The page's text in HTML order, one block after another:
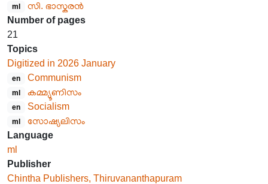
ml
സി. ഭാസ്കരൻ
Number of pages
21
Topics
Digitized in 2026 January
en Communism
ml കമ്മ്യൂണിസം
en Socialism
ml
സോഷ്യലിസം
Language
ml
Publisher
Chintha Publishers, Thiruvananthapuram